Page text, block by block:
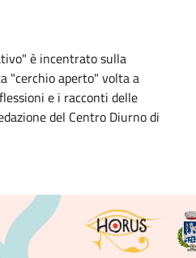
è incentrato sulla
"cerchio aperto" volta a
e i racconti delle
del Centro Diurno di